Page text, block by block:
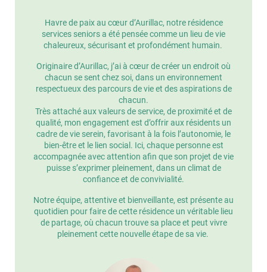
Havre de paix au cœur d’Aurillac, notre résidence
services seniors a été pensée comme un lieu de vie
chaleureux, sécurisant et profondément humain.
Originaire d’Aurillac, j’ai à cœur de créer un endroit où
chacun se sent chez soi, dans un environnement
respectueux des parcours de vie et des aspirations de
chacun.
Très attaché aux valeurs de service, de proximité et de
qualité, mon engagement est d’offrir aux résidents un
cadre de vie serein, favorisant à la fois l’autonomie, le
bien-être et le lien social. Ici, chaque personne est
accompagnée avec attention afin que son projet de vie
puisse s’exprimer pleinement, dans un climat de
confiance et de convivialité.
Notre équipe, attentive et bienveillante, est présente au
quotidien pour faire de cette résidence un véritable lieu
de partage, où chacun trouve sa place et peut vivre
pleinement cette nouvelle étape de sa vie.